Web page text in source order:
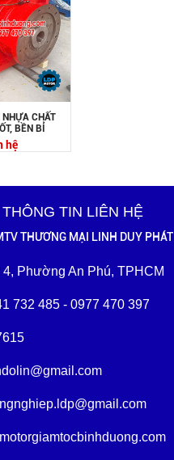
NHỰA CHẤT
BỀN BỈ
hệ
THÔNG TIN LIÊN HỆ
THƯƠNG MẠI LINH DUY PHÁT
4, Phường An Phú, TPHCM
732 485 - 0977 470 397